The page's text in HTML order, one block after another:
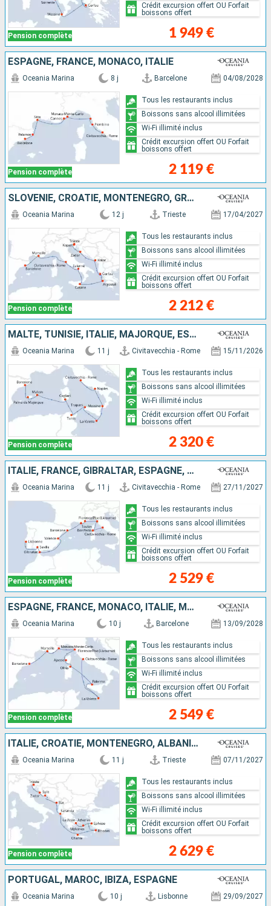
Pension complète 1 949 €
Crédit excursion offert OU Forfait
boissons offert
ESPAGNE, FRANCE, MONACO, ITALIE
Pension complète
Oceania Marina 8 j Barcelone 04/08/2028
2 119 €
Tous les restaurants inclus
Boissons sans alcool illimitées
Wi-Fi illimité inclus
Crédit excursion offert OU Forfait
boissons offert
SLOVÉNIE, CROATIE, MONTÉNÉGRO, GRÈCE, ITALIE, FRANCE, ESPAGNE
Pension complète
Oceania Marina 12 j Trieste 17/04/2027
2 212 €
Tous les restaurants inclus
Boissons sans alcool illimitées
Wi-Fi illimité inclus
Crédit excursion offert OU Forfait
boissons offert
MALTE, TUNISIE, ITALIE, MAJORQUE, ESPAGNE
Pension complète
Oceania Marina 11 j Civitavecchia - Rome 15/11/2026
2 320 €
Tous les restaurants inclus
Boissons sans alcool illimitées
Wi-Fi illimité inclus
Crédit excursion offert OU Forfait
boissons offert
ITALIE, FRANCE, GIBRALTAR, ESPAGNE, PORTUGAL
Pension complète
Oceania Marina 11 j Civitavecchia - Rome 27/11/2027
2 529 €
Tous les restaurants inclus
Boissons sans alcool illimitées
Wi-Fi illimité inclus
Crédit excursion offert OU Forfait
boissons offert
ESPAGNE, FRANCE, MONACO, ITALIE, MALTE
Pension complète
Oceania Marina 10 j Barcelone 13/09/2028
2 549 €
Tous les restaurants inclus
Boissons sans alcool illimitées
Wi-Fi illimité inclus
Crédit excursion offert OU Forfait
boissons offert
ITALIE, CROATIE, MONTÉNÉGRO, ALBANIE, TURQUIE, GRÈCE
Pension complète
Oceania Marina 11 j Trieste 07/11/2027
2 629 €
Tous les restaurants inclus
Boissons sans alcool illimitées
Wi-Fi illimité inclus
Crédit excursion offert OU Forfait
boissons offert
PORTUGAL, MAROC, IBIZA, ESPAGNE
Oceania Marina 10 j Lisbonne 29/09/2027